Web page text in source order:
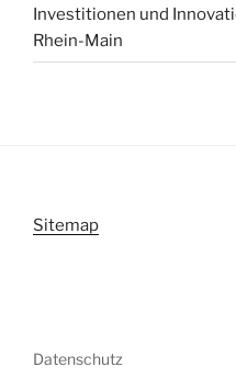
Investitionen und
Rhein-Main
Sitemap
Datenschutz